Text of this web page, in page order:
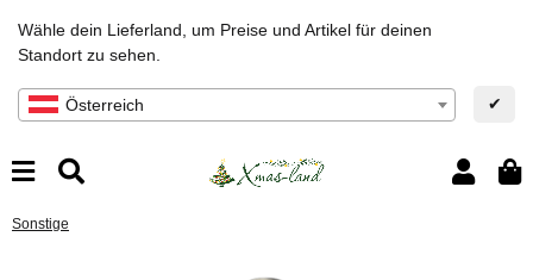
Wähle dein Lieferland, um Preise und Artikel für deinen
Standort zu sehen.
Österreich ✔
Sonstige